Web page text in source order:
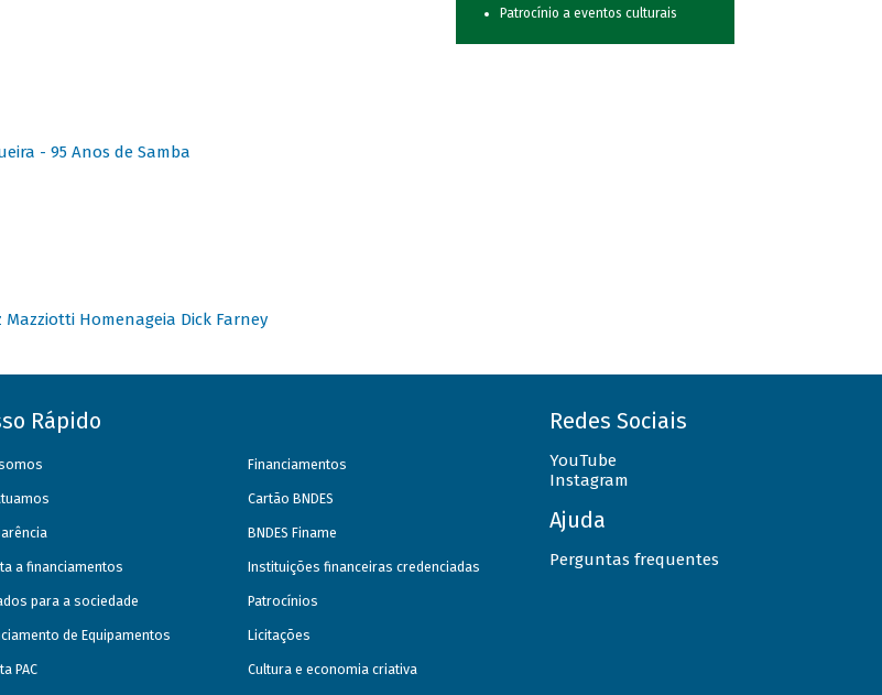
- 95 Anos de Samba
Mazziotti Homenageia Dick Farney
Patrocínio a eventos culturais
Rápido
a financiamentos
para a sociedade
de Equipamentos
PAC
Financiamentos
Cartão BNDES
BNDES Finame
Instituições financeiras credenciadas
Patrocínios
Licitações
Cultura e economia criativa
Redes Sociais
YouTube
Instagram
Ajuda
Perguntas frequentes